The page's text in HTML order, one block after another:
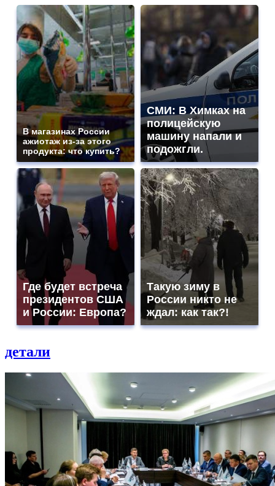
В магазинах России
ажиотаж из-за этого
продукта: что купить?
СМИ: В Химках на
полицейскую
машину напали и
подожгли.
Где будет встреча
президентов США
и России: Европа?
Такую зиму в
России никто не
ждал: как так?!
детали